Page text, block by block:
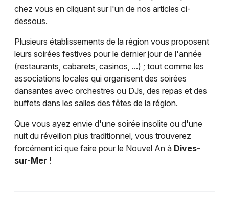
chez vous en cliquant sur l'un de nos articles ci-
dessous.
Plusieurs établissements de la région vous proposent
leurs soirées festives pour le dernier jour de l'année
(restaurants, cabarets, casinos, ...) ; tout comme les
associations locales qui organisent des soirées
dansantes avec orchestres ou DJs, des repas et des
buffets dans les salles des fêtes de la région.
Que vous ayez envie d'une soirée insolite ou d'une
nuit du réveillon plus traditionnel, vous trouverez
forcément ici que faire pour le Nouvel An à Dives-
sur-Mer !